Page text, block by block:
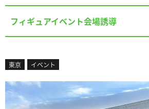
フィギュアイベント会場誘導
東京
イベント